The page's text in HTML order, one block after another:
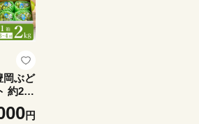
岡ぶど
約2kg
度が
り 歯
円